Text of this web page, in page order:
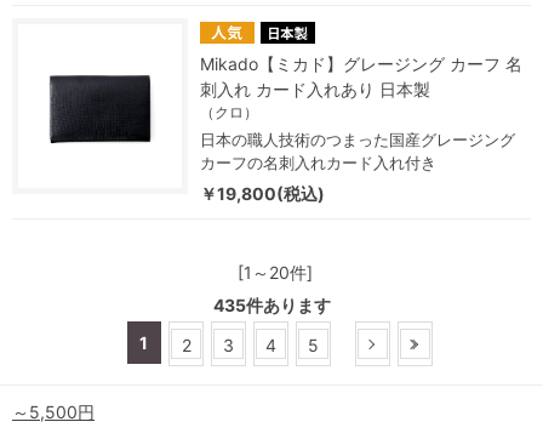
Mikado【ミカド】グレージング カーフ 名
刺入れ カード入れあり 日本製
（クロ）
日本の職人技術のつまった国産グレージング
カーフの名刺入れカード入れ付き
￥19,800(税込)
[1～20件]
435件あります
1
2 3 4 5
～5,500円